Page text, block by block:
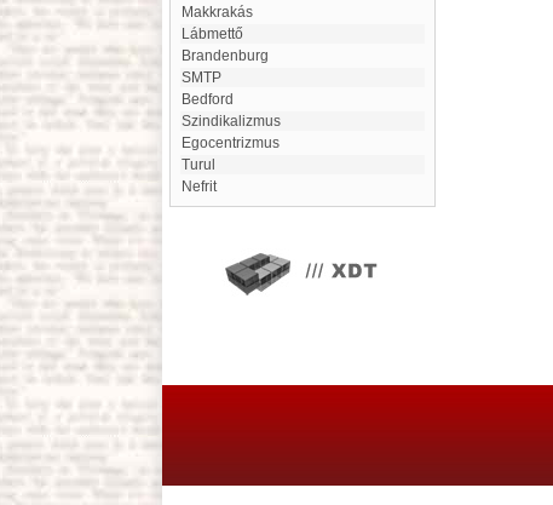
Makkrakás
Lábmettő
Brandenburg
SMTP
Bedford
Szindikalizmus
egocentrizmus
Turul
Nefrit